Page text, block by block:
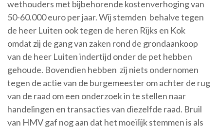
wethouders met bijbehorende kostenverhoging van
50-60.000 euro per jaar. Wij stemden behalve tegen
de heer Luiten ook tegen de heren Rijks en Kok
omdat zij de gang van zaken rond de grondaankoop
van de heer Luiten indertijd onder de pet hebben
gehoude. Bovendien hebben zij niets ondernomen
tegen de actie van de burgemeester om achter de rug
van de raad om een onderzoek in te stellen naar
handelingen en transacties van diezelfde raad. Bruil
van HMV gaf nog aan dat het moeilijk stemmen is als